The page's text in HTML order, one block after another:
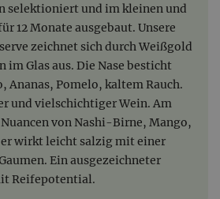
selektioniert und im kleinen und
12 Monate ausgebaut. Unsere
zeichnet sich durch Weißgold
im Glas aus. Die Nase besticht
Ananas, Pomelo, kaltem Rauch.
und vielschichtiger Wein. Am
von Nashi-Birne, Mango,
wirkt leicht salzig mit einer
Ein ausgezeichneter
Reifepotential.